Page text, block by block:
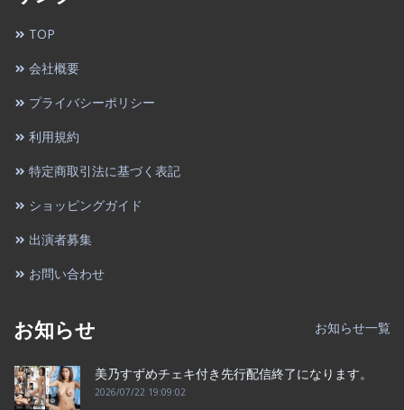
TOP
会社概要
プライバシーポリシー
利用規約
特定商取引法に基づく表記
ショッピングガイド
出演者募集
お問い合わせ
お知らせ お知らせ一覧
美乃すずめチェキ付き先行配信終了になります。
2026/07/22 19:09:02